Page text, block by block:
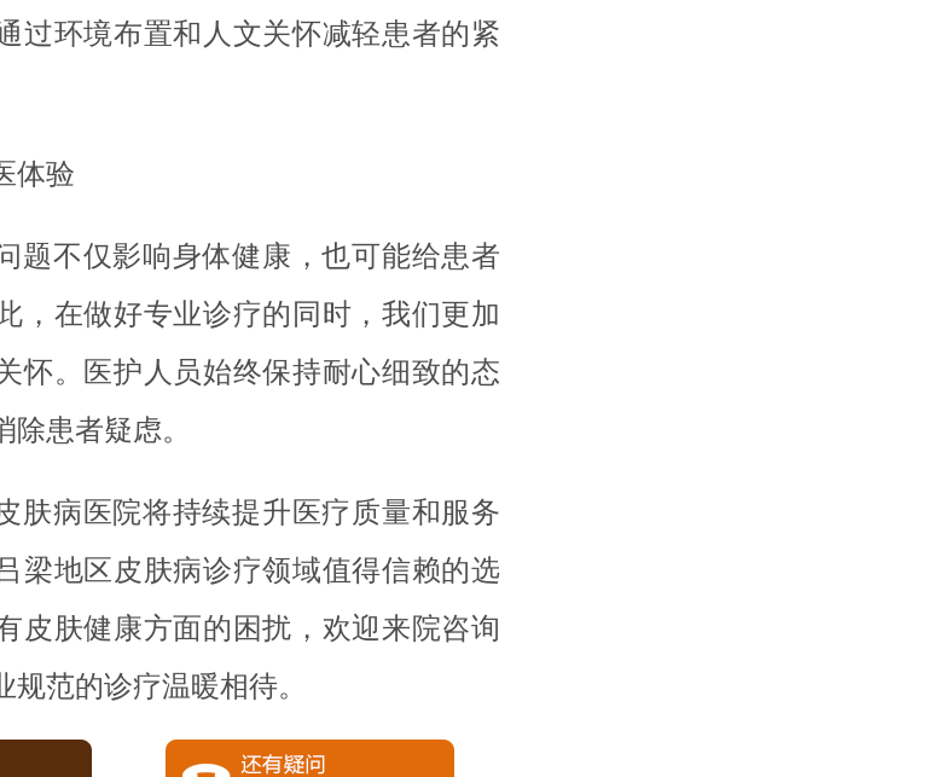
过环境布置和人文关怀减轻患者的紧
体验
题不仅影响身体健康，也可能给患者
，在做好专业诊疗的同时，我们更加
怀。医护人员始终保持耐心细致的态
患者疑虑。
肤病医院将持续提升医疗质量和服务
梁地区皮肤病诊疗领域值得信赖的选
皮肤健康方面的困扰，欢迎来院咨询
范的诊疗温暖相待。